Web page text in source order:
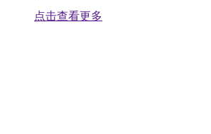
点击查看更多